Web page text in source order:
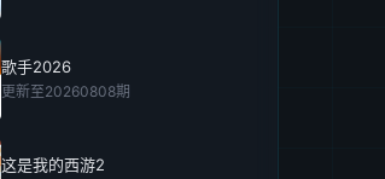
歌手2026
更新至20260808期
这是我的西游2